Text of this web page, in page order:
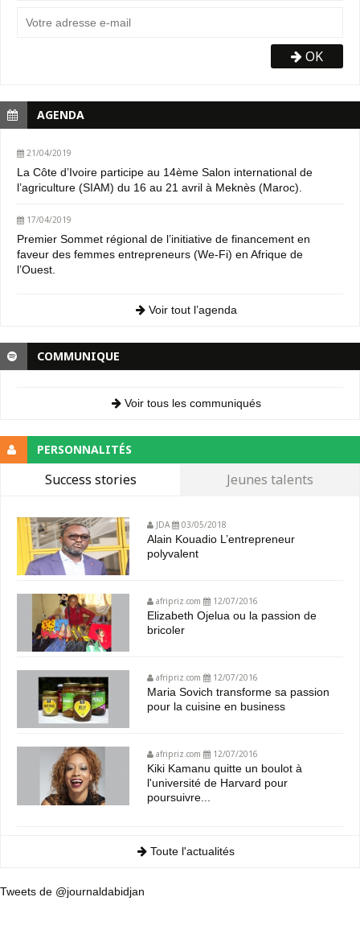
OK
AGENDA
21/04/2019
La Côte d’Ivoire participe au 14ème Salon international de
l’agriculture (SIAM) du 16 au 21 avril à Meknès (Maroc).
17/04/2019
Premier Sommet régional de l’initiative de financement en
faveur des femmes entrepreneurs (We-Fi) en Afrique de
l’Ouest.
Voir tout l’agenda
COMMUNIQUE
Voir tous les communiqués
PERSONNALITÉS
Success stories Jeunes talents
JDA 03/05/2018
Alain Kouadio L’entrepreneur
polyvalent
afripriz.com 12/07/2016
Elizabeth Ojelua ou la passion de
bricoler
afripriz.com 12/07/2016
Maria Sovich transforme sa passion
pour la cuisine en business
afripriz.com 12/07/2016
Kiki Kamanu quitte un boulot à
l'université de Harvard pour
poursuivre...
Toute l'actualités
Tweets de @journaldabidjan